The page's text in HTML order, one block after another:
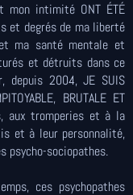
intimité ONT ÉTÉ
et degrés de ma liberté
ma santé mentale et
et détruits dans ce
depuis 2004, JE SUIS
BRUTALE ET
aux tromperies et à la
et à leur personnalité,
psycho-sociopathes.
ces psychopathes